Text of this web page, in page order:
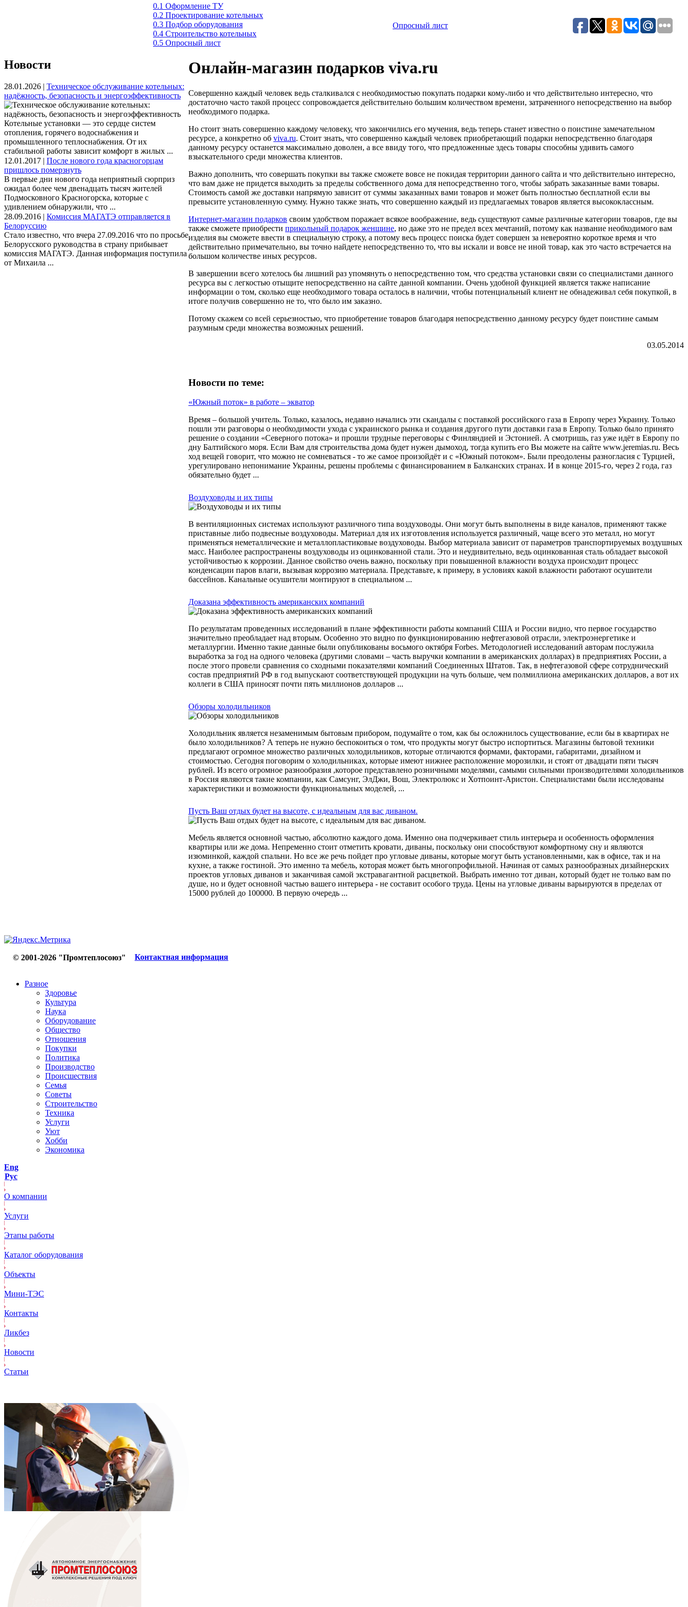
0.1 Оформление ТУ
0.2 Проектирование котельных
0.3 Подбор оборудования
0.4 Строительство котельных
0.5 Опросный лист
Опросный лист
Новости
28.01.2026 | Техническое обслуживание котельных:
надёжность, безопасность и энергоэффективность
Котельные установки — это сердце систем
отопления, горячего водоснабжения и
промышленного теплоснабжения. От их
стабильной работы зависит комфорт в жилых ...
12.01.2017 | После нового года красногорцам
пришлось померзнуть
В первые дни нового года неприятный сюрприз
ожидал более чем двенадцать тысяч жителей
Подмосковного Красногорска, которые с
удивлением обнаружили, что ...
28.09.2016 | Комиссия МАГАТЭ отправляется в
Белоруссию
Стало известно, что вчера 27.09.2016 что по просьбе
Белорусского руководства в страну прибывает
комиссия МАГАТЭ. Данная информация поступила
от Михаила ...
Онлайн-магазин подарков viva.ru
Совершенно каждый человек ведь сталкивался с необходимостью покупать подарки кому-либо и что действительно интересно, что
достаточно часто такой процесс сопровождается действительно большим количеством времени, затраченного непосредственно на выбор
необходимого подарка.
Но стоит знать совершенно каждому человеку, что закончились его мучения, ведь теперь станет известно о поистине замечательном
ресурсе, а конкретно об viva.ru. Стоит знать, что совершенно каждый человек приобретающий подарки непосредственно благодаря
данному ресурсу останется максимально доволен, а все ввиду того, что предложенные здесь товары способны удивить самого
взыскательного среди множества клиентов.
Важно дополнить, что совершать покупки вы также сможете вовсе не покидая территории данного сайта и что действительно интересно,
что вам даже не придется выходить за пределы собственного дома для непосредственно того, чтобы забрать заказанные вами товары.
Стоимость самой же доставки напрямую зависит от суммы заказанных вами товаров и может быть полностью бесплатной если вы
превысите установленную сумму. Нужно также знать, что совершенно каждый из предлагаемых товаров является высококлассным.
Интернет-магазин подарков своим удобством поражает всякое воображение, ведь существуют самые различные категории товаров, где вы
также сможете приобрести прикольный подарок женщине, но даже это не предел всех мечтаний, потому как название необходимого вам
изделия вы сможете ввести в специальную строку, а потому весь процесс поиска будет совершен за невероятно короткое время и что
действительно примечательно, вы точно найдете непосредственно то, что вы искали и вовсе не иной товар, как это часто встречается на
большом количестве иных ресурсов.
В завершении всего хотелось бы лишний раз упомянуть о непосредственно том, что средства установки связи со специалистами данного
ресурса вы с легкостью отыщите непосредственно на сайте данной компании. Очень удобной функцией является также написание
информации о том, сколько еще необходимого товара осталось в наличии, чтобы потенциальный клиент не обнадеживал себя покупкой, в
итоге получив совершенно не то, что было им заказно.
Потому скажем со всей серьезностью, что приобретение товаров благодаря непосредственно данному ресурсу будет поистине самым
разумным среди множества возможных решений.
03.05.2014
Новости по теме:
«Южный поток» в работе – экватор
Время – большой учитель. Только, казалось, недавно начались эти скандалы с поставкой российского газа в Европу через Украину. Только
пошли эти разговоры о необходимости ухода с украинского рынка и создания другого пути доставки газа в Европу. Только было принято
решение о создании «Северного потока» и прошли трудные переговоры с Финляндией и Эстонией. А смотришь, газ уже идёт в Европу по
дну Балтийского моря. Если Вам для строительства дома будет нужен дымоход, тогда купить его Вы можете на сайте www.jeremias.ru. Весь
ход вещей говорит, что можно не сомневаться - то же самое произойдёт и с «Южный потоком». Были преодолены разногласия с Турцией,
урегулировано непонимание Украины, решены проблемы с финансированием в Балканских странах. И в конце 2015-го, через 2 года, газ
обязательно будет ...
Воздуховоды и их типы
В вентиляционных системах используют различного типа воздуховоды. Они могут быть выполнены в виде каналов, применяют также
приставные либо подвесные воздуховоды. Материал для их изготовления используется различный, чаще всего это металл, но могут
применяться неметаллические и металлопластиковые воздуховоды. Выбор материала зависит от параметров транспортируемых воздушных
масс. Наиболее распространены воздуховоды из оцинкованной стали. Это и неудивительно, ведь оцинкованная сталь обладает высокой
устойчивостью к коррозии. Данное свойство очень важно, поскольку при повышенной влажности воздуха происходит процесс
конденсации паров влаги, вызывая коррозию материала. Представьте, к примеру, в условиях какой влажности работают осушители
бассейнов. Канальные осушители монтируют в специальном ...
Доказана эффективность американских компаний
По результатам проведенных исследований в плане эффективности работы компаний США и России видно, что первое государство
значительно преобладает над вторым. Особенно это видно по функционированию нефтегазовой отрасли, электроэнергетике и
металлургии. Именно такие данные были опубликованы восьмого октября Forbes. Методологией исследований авторам послужила
выработка за год на одного человека (другими словами – часть выручки компании в американских долларах) в предприятиях России, а
после этого провели сравнения со сходными показателями компаний Соединенных Штатов. Так, в нефтегазовой сфере сотруднический
состав предприятий РФ в год выпускают соответствующей продукции на чуть больше, чем полмиллиона американских долларов, а вот их
коллеги в США приносят почти пять миллионов долларов ...
Обзоры холодильников
Холодильник является незаменимым бытовым прибором, подумайте о том, как бы осложнилось существование, если бы в квартирах не
было холодильников? А теперь не нужно беспокоиться о том, что продукты могут быстро испортиться. Магазины бытовой техники
предлагают огромное множество различных холодильников, которые отличаются формами, факторами, габаритами, дизайном и
стоимостью. Сегодня поговорим о холодильниках, которые имеют нижнее расположение морозилки, и стоят от двадцати пяти тысяч
рублей. Из всего огромное разнообразия ,которое представлено розничными моделями, самыми сильными производителями холодильников
в Россия являются такие компании, как Самсунг, ЭлДжи, Вош, Электролюкс и Хотпоинт-Аристон. Специалистами были исследованы
характеристики и возможности функциональных моделей, ...
Пусть Ваш отдых будет на высоте, с идеальным для вас диваном.
Мебель является основной частью, абсолютно каждого дома. Именно она подчеркивает стиль интерьера и особенность оформления
квартиры или же дома. Непременно стоит отметить кровати, диваны, поскольку они способствуют комфортному сну и являются
изюминкой, каждой спальни. Но все же речь пойдет про угловые диваны, которые могут быть установленными, как в офисе, так и на
кухне, а также гостиной. Это именно та мебель, которая может быть многопрофильной. Начиная от самых разнообразных дизайнерских
проектов угловых диванов и заканчивая самой экстравагантной расцветкой. Выбрать именно тот диван, который будет не только вам по
душе, но и будет основной частью вашего интерьера - не составит особого труда. Цены на угловые диваны варьируются в пределах от
15000 рублей до 100000. В первую очередь ...
© 2001-2026 "Промтеплосоюз" Контактная информация
Разное
Здоровье
Культура
Наука
Оборудование
Общество
Отношения
Покупки
Политика
Производство
Происшествия
Семья
Советы
Строительство
Техника
Услуги
Уют
Хобби
Экономика
Eng
Рус
О компании
Услуги
Этапы работы
Каталог оборудования
Объекты
Mини-ТЭС
Контакты
Ликбез
Новости
Статьи